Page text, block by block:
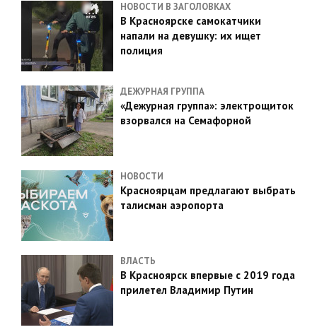
НОВОСТИ В ЗАГОЛОВКАХ
В Красноярске самокатчики
напали на девушку: их ищет
полиция
ДЕЖУРНАЯ ГРУППА
«Дежурная группа»: электрощиток
взорвался на Семафорной
НОВОСТИ
Красноярцам предлагают выбрать
талисман аэропорта
ВЛАСТЬ
В Красноярск впервые с 2019 года
прилетел Владимир Путин